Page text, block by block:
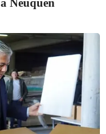
Neuquén